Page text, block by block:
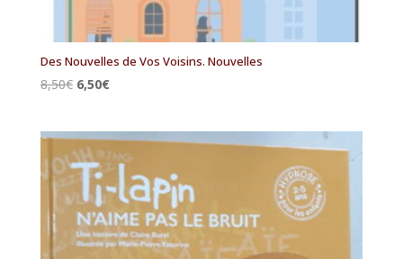
Des Nouvelles de Vos Voisins. Nouvelles
8,50€ Le
était :
8,50€.
6,50€Le
est :
6,50€.